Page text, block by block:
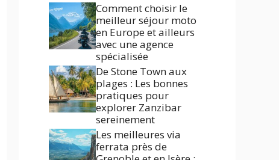
Comment choisir le
meilleur séjour moto
en Europe et ailleurs
avec une agence
spécialisée
De Stone Town aux
plages : Les bonnes
pratiques pour
explorer Zanzibar
sereinement
Les meilleures via
ferrata près de